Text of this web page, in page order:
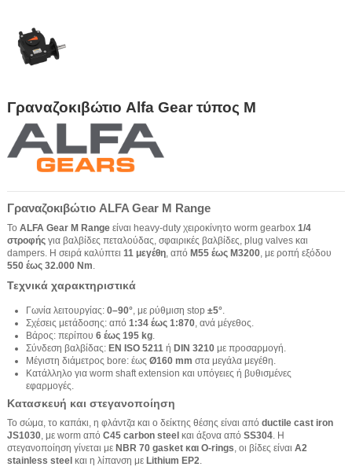
Γραναζοκιβώτιο Alfa Gear τύπος M
Γραναζοκιβώτιο ALFA Gear M Range
Το ALFA Gear M Range είναι heavy-duty χειροκίνητο worm gearbox 1/4
στροφής για βαλβίδες πεταλούδας, σφαιρικές βαλβίδες, plug valves και
dampers. Η σειρά καλύπτει 11 μεγέθη, από M55 έως M3200, με ροπή εξόδου
550 έως 32.000 Nm.
Τεχνικά χαρακτηριστικά
Γωνία λειτουργίας: 0–90°, με ρύθμιση stop ±5°.
Σχέσεις μετάδοσης: από 1:34 έως 1:870, ανά μέγεθος.
Βάρος: περίπου 6 έως 195 kg.
Σύνδεση βαλβίδας: EN ISO 5211 ή DIN 3210 με προσαρμογή.
Μέγιστη διάμετρος bore: έως Ø160 mm στα μεγάλα μεγέθη.
Κατάλληλο για worm shaft extension και υπόγειες ή βυθισμένες
εφαρμογές.
Κατασκευή και στεγανοποίηση
Το σώμα, το καπάκι, η φλάντζα και ο δείκτης θέσης είναι από ductile cast iron
JS1030, με worm από C45 carbon steel και άξονα από SS304. Η
στεγανοποίηση γίνεται με NBR 70 gasket και O-rings, οι βίδες είναι A2
stainless steel και η λίπανση με Lithium EP2.